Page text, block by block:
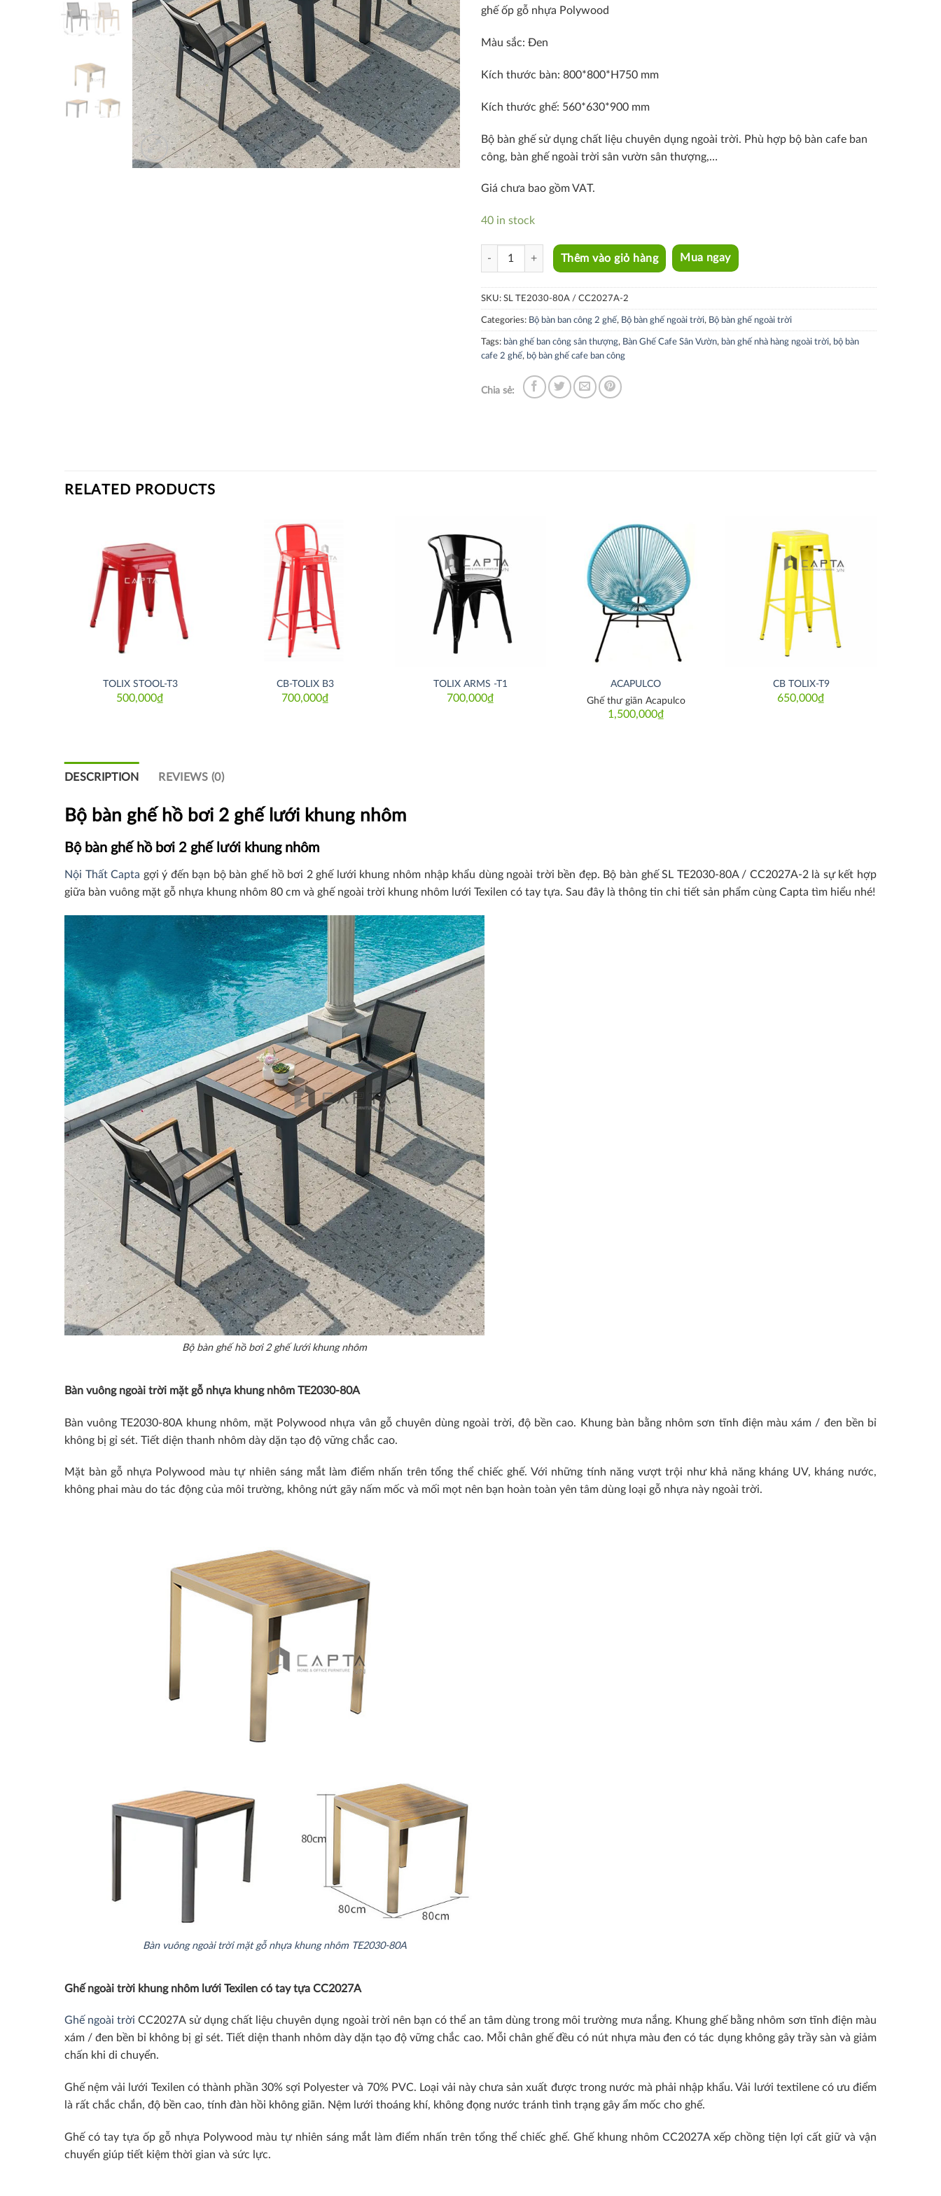
ghế ốp gỗ nhựa Polywood
Màu sắc: Đen
Kích thước bàn: 800*800*H750 mm
Kích thước ghế: 560*630*900 mm
Bộ bàn ghế sử dụng chất liệu chuyên dụng ngoài trời. Phù hợp bộ bàn cafe ban
công, bàn ghế ngoài trời sân vườn sân thượng,…
Giá chưa bao gồm VAT.
40 in stock
SL TE2030-80A / CC2027A-2 quantity
Thêm vào giỏ hàng Mua ngay
SKU: SL TE2030-80A / CC2027A-2
Categories: Bộ bàn ban công 2 ghế, Bộ bàn ghế ngoài trời, Bộ bàn ghế ngoài trời
Tags: bàn ghế ban công sân thượng, Bàn Ghế Cafe Sân Vườn, bàn ghế nhà hàng ngoài trời, bộ bàn
cafe 2 ghế, bộ bàn ghế cafe ban công
Chia sẻ:
RELATED PRODUCTS
TOLIX STOOL-T3
500,000₫
CB-TOLIX B3
700,000₫
TOLIX ARMS -T1
700,000₫
Thích
ACAPULCO
1,500,000₫
Ghế thư giãn Acapulco
CB TOLIX-T9
650,000₫
DESCRIPTION REVIEWS (0)
Bộ bàn ghế hồ bơi 2 ghế lưới khung nhôm
Bộ bàn ghế hồ bơi 2 ghế lưới khung nhôm
Nội Thất Capta gợi ý đến bạn bộ bàn ghế hồ bơi 2 ghế lưới khung nhôm nhập khẩu dùng ngoài trời bền đẹp. Bộ bàn ghế SL TE2030-80A / CC2027A-2 là sự kết hợp
giữa bàn vuông mặt gỗ nhựa khung nhôm 80 cm và ghế ngoài trời khung nhôm lưới Texilen có tay tựa. Sau đây là thông tin chi tiết sản phẩm cùng Capta tìm hiểu nhé!
Bộ bàn ghế hồ bơi 2 ghế lưới khung nhôm
Bàn vuông ngoài trời mặt gỗ nhựa khung nhôm TE2030-80A
Bàn vuông TE2030-80A khung nhôm, mặt Polywood nhựa vân gỗ chuyên dùng ngoài trời, độ bền cao. Khung bàn bằng nhôm sơn tĩnh điện màu xám / đen bền bỉ
không bị gỉ sét. Tiết diện thanh nhôm dày dặn tạo độ vững chắc cao.
Mặt bàn gỗ nhựa Polywood màu tự nhiên sáng mắt làm điểm nhấn trên tổng thể chiếc ghế. Với những tính năng vượt trội như khả năng kháng UV, kháng nước,
không phai màu do tác động của môi trường, không nứt gãy nấm mốc và mối mọt nên bạn hoàn toàn yên tâm dùng loại gỗ nhựa này ngoài trời.
Bàn vuông ngoài trời mặt gỗ nhựa khung nhôm TE2030-80A
Ghế ngoài trời khung nhôm lưới Texilen có tay tựa CC2027A
Ghế ngoài trời CC2027A sử dụng chất liệu chuyên dụng ngoài trời nên bạn có thể an tâm dùng trong môi trường mưa nắng. Khung ghế bằng nhôm sơn tĩnh điện màu
xám / đen bền bỉ không bị gỉ sét. Tiết diện thanh nhôm dày dặn tạo độ vững chắc cao. Mỗi chân ghế đều có nút nhựa màu đen có tác dụng không gây trầy sàn và giảm
chấn khi di chuyển.
Ghế nệm vải lưới Texilen có thành phần 30% sợi Polyester và 70% PVC. Loại vải này chưa sản xuất được trong nước mà phải nhập khẩu. Vải lưới textilene có ưu điểm
là rất chắc chắn, độ bền cao, tính đàn hồi không giãn. Nệm lưới thoáng khí, không đọng nước tránh tình trạng gây ẩm mốc cho ghế.
Ghế có tay tựa ốp gỗ nhựa Polywood màu tự nhiên sáng mắt làm điểm nhấn trên tổng thể chiếc ghế. Ghế khung nhôm CC2027A xếp chồng tiện lợi cất giữ và vận
chuyển giúp tiết kiệm thời gian và sức lực.